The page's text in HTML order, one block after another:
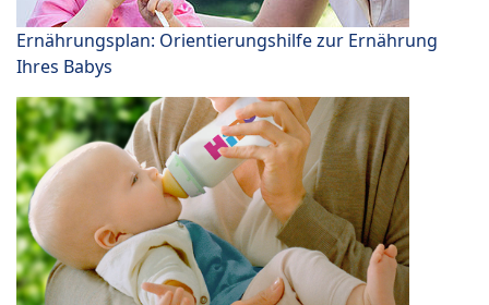
Ernährungsplan: Orientierungshilfe zur Ernährung
Ihres Babys